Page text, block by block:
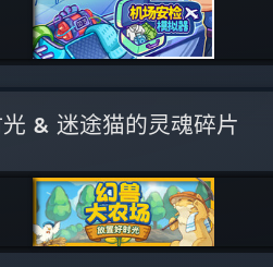
& 迷途猫的灵魂碎片